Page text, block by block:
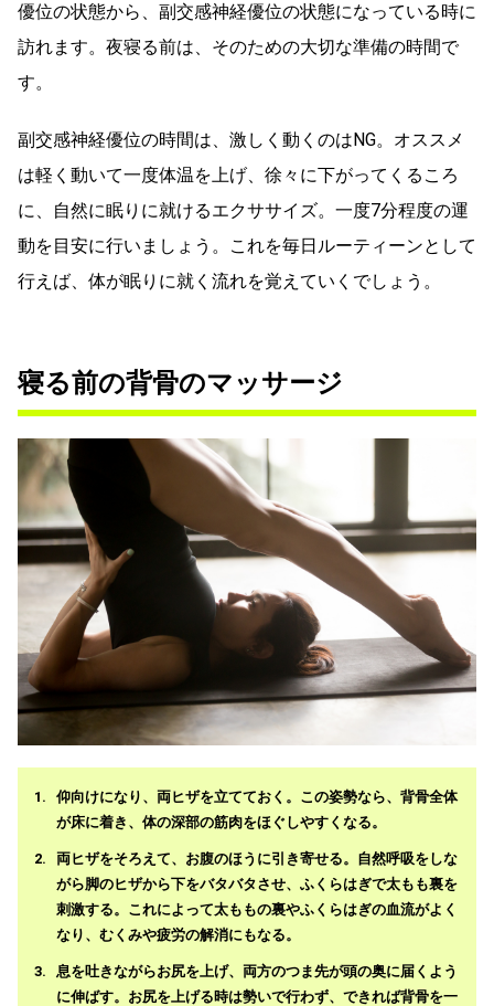
優位の状態から、副交感神経優位の状態になっている時に
訪れます。夜寝る前は、そのための大切な準備の時間で
す。
副交感神経優位の時間は、激しく動くのはNG。オススメ
は軽く動いて一度体温を上げ、徐々に下がってくるころ
に、自然に眠りに就けるエクササイズ。一度7分程度の運
動を目安に行いましょう。これを毎日ルーティーンとして
行えば、体が眠りに就く流れを覚えていくでしょう。
寝る前の背骨のマッサージ
仰向けになり、両ヒザを立てておく。この姿勢なら、背骨全体
が床に着き、体の深部の筋肉をほぐしやすくなる。
両ヒザをそろえて、お腹のほうに引き寄せる。自然呼吸をしな
がら脚のヒザから下をバタバタさせ、ふくらはぎで太もも裏を
刺激する。これによって太ももの裏やふくらはぎの血流がよく
なり、むくみや疲労の解消にもなる。
息を吐きながらお尻を上げ、両方のつま先が頭の奥に届くよう
に伸ばす。お尻を上げる時は勢いで行わず、できれば背骨を一